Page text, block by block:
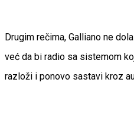
Drugim rečima, Galliano ne
već da bi radio sa sistemom
razloži i ponovo sastavi kroz